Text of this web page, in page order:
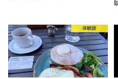
体験談